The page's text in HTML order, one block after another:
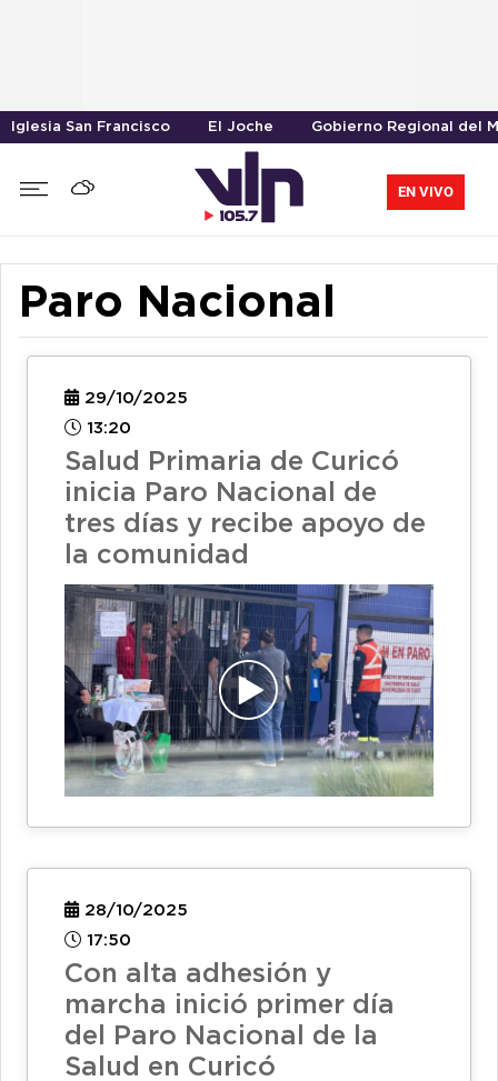
Iglesia San Francisco El Joche Gobierno Regional del
EN VIVO
Paro Nacional
29/10/2025
13:20
Salud Primaria de Curicó
inicia Paro Nacional de
tres días y recibe apoyo de
la comunidad
28/10/2025
17:50
Con alta adhesión y
marcha inició primer día
del Paro Nacional de la
Salud en Curicó